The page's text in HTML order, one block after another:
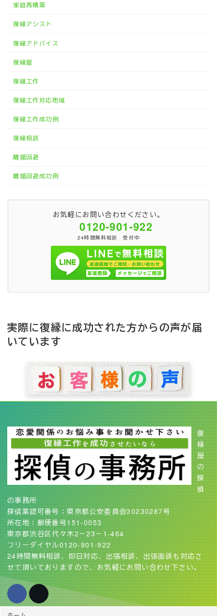
家庭再構築
復縁アシスト
復縁アドバイス
復縁屋
復縁工作
復縁工作対応地域
復縁工作成功例
復縁相談
離婚回避
離婚回避成功例
お気軽にお問い合わせください。
0120-901-922
24時間無料相談 受付中
実際に復縁に成功された方からの声が届
いています
復
縁
屋
の
探
偵
の事務所
探偵業認可番号：東京都公安委員会30230287号
所在地：郵便番号151-0053
東京都渋谷区代々木2－23－1-464
フリーダイヤル0120-901-922
24時間無料相談、即日対応、出張相談、出張面談も対応さ
せて頂いておりますので、お気軽にお問い合わせ下さい。